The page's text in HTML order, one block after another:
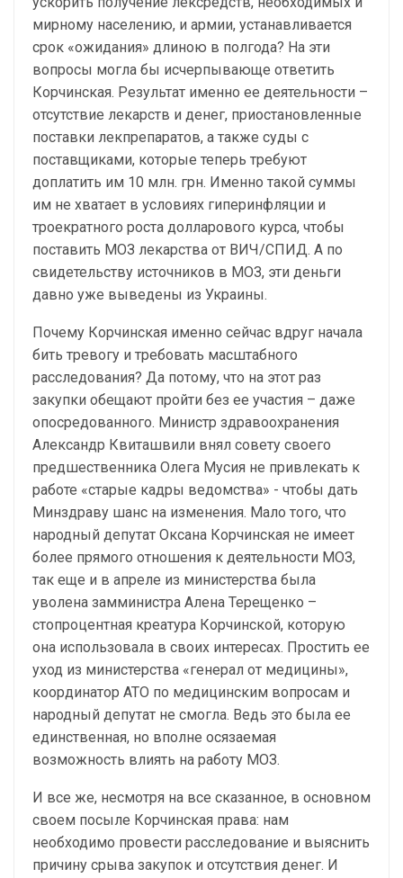
мирному населению, и армии, устанавливается
срок «ожидания» длиною в полгода? На эти
вопросы могла бы исчерпывающе ответить
Корчинская. Результат именно ее деятельности –
отсутствие лекарств и денег, приостановленные
поставки лекпрепаратов, а также суды с
поставщиками, которые теперь требуют
доплатить им 10 млн. грн. Именно такой суммы
им не хватает в условиях гиперинфляции и
троекратного роста долларового курса, чтобы
поставить МОЗ лекарства от ВИЧ/СПИД. А по
свидетельству источников в МОЗ, эти деньги
давно уже выведены из Украины.
Почему Корчинская именно сейчас вдруг начала
бить тревогу и требовать масштабного
расследования? Да потому, что на этот раз
закупки обещают пройти без ее участия – даже
опосредованного. Министр здравоохранения
Александр Квиташвили внял совету своего
предшественника Олега Мусия не привлекать к
работе «старые кадры ведомства» - чтобы дать
Минздраву шанс на изменения. Мало того, что
народный депутат Оксана Корчинская не имеет
более прямого отношения к деятельности МОЗ,
так еще и в апреле из министерства была
уволена замминистра Алена Терещенко –
стопроцентная креатура Корчинской, которую
она использовала в своих интересах. Простить ее
уход из министерства «генерал от медицины»,
координатор АТО по медицинским вопросам и
народный депутат не смогла. Ведь это была ее
единственная, но вполне осязаемая
возможность влиять на работу МОЗ.
И все же, несмотря на все сказанное, в основном
своем посыле Корчинская права: нам
необходимо провести расследование и выяснить
причину срыва закупок и отсутствия денег. И